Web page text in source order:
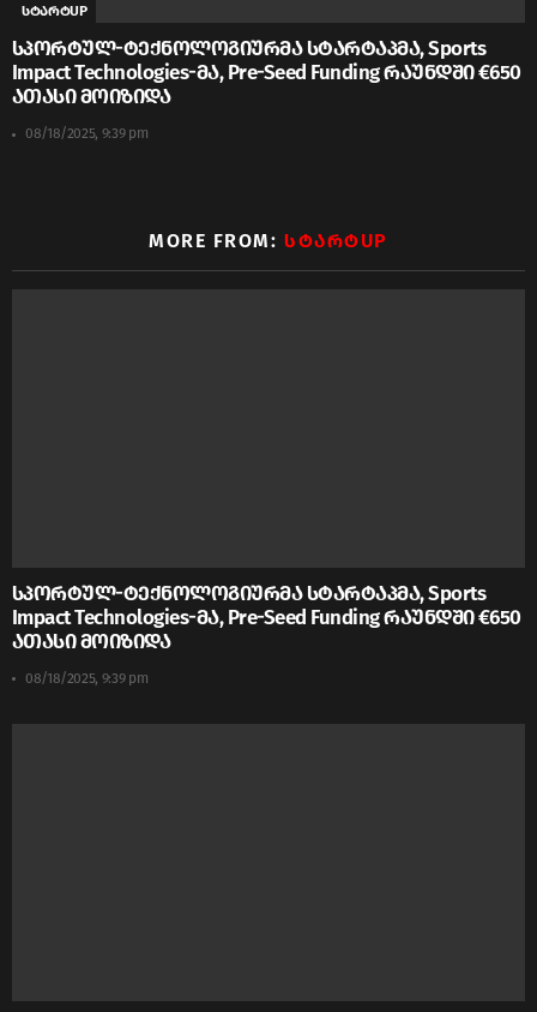
სტარტUP
სპორტულ-ტექნოლოგიურმა სტარტაპმა, Sports
Impact Technologies-მა, Pre-Seed Funding რაუნდში €650
ათასი მოიზიდა
08/18/2025, 9:39 pm
MORE FROM:ᲡᲢᲐᲠᲢUP
სპორტულ-ტექნოლოგიურმა სტარტაპმა, Sports
Impact Technologies-მა, Pre-Seed Funding რაუნდში €650
ათასი მოიზიდა
08/18/2025, 9:39 pm